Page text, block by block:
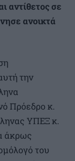
αντίθετος σε
ανοικτά
την
Πρόεδρο κ.
ΥΠΕΞ κ.
άκρως
του